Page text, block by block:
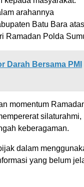
arahannya
Batu Bara atas
Ramadan Polda
Darah Bersama PMI
momentum
silaturahmi,
keberagaman.
dalam
yang belum